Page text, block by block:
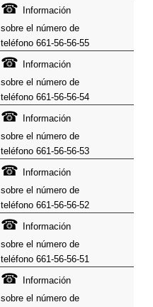
☎
Información
sobre el número de
teléfono 661-56-56-55
☎
Información
sobre el número de
teléfono 661-56-56-54
☎
Información
sobre el número de
teléfono 661-56-56-53
☎
Información
sobre el número de
teléfono 661-56-56-52
☎
Información
sobre el número de
teléfono 661-56-56-51
☎
Información
sobre el número de